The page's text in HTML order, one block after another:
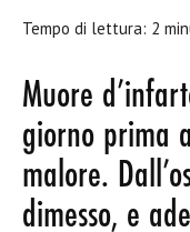
Tempo di lettura: 2
Muore
giorno prima
malore.
dimesso, e